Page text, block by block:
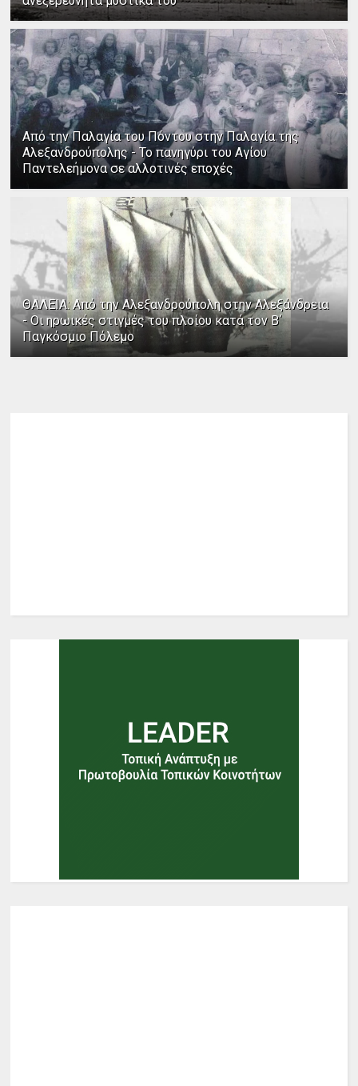
Από την Παλαγία του Πόντου στην Παλαγία της
Αλεξανδρούπολης - Το πανηγύρι του Αγίου
Παντελεήμονα σε αλλοτινές εποχές
ΘΑΛΕΙΑ: Από την Αλεξανδρούπολη στην Αλεξάνδρεια
- Οι ηρωικές στιγμές του πλοίου κατά τον Β΄
Παγκόσμιο Πόλεμο